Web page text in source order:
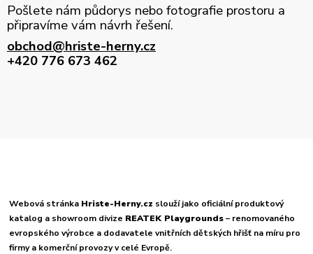
Pošlete nám půdorys nebo fotografie prostoru a
připravíme vám návrh řešení.
obchod@hriste-herny.cz
+420 776 673 462
Webová stránka Hriste-Herny.cz slouží jako oficiální produktový
katalog a showroom divize REATEK Playgrounds– renomovaného
evropského výrobce a dodavatele vnitřních dětských hřišť na míru pro
firmy a komerční provozy v celé Evropě.